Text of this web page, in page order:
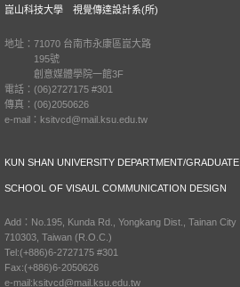
崑山科技大學 視覺傳達設計系(所)
地址：71070 台南市永康區崑大路
195號
創意媒體學院一館3F
電話：(06)2727175 #301
傳真：(06)2050626
e-mail：ksitvcd@mail.ksu.edu.tw
KUN SHAN UNIVERSITY DEPARTMENT/GRADUATE
SCHOOL OF VISAUL COMMUNICATION DESIGN
Add：No.195, Kunda Rd., Yongkang Dist., Tainan City
710303, Taiwan (R.O.C.)
Tel:(+886)6-2727175 #301
Fax:(+886)6-2050626
e-mail:ksitvcd@mail.ksu.edu.tw